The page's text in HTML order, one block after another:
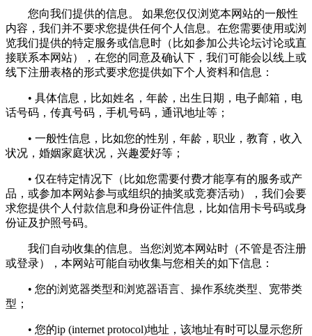
您向我们提供的信息。 如果您仅仅浏览本网站的一般性
内容，我们并不要求您提供任何个人信息。在您需要使用或浏
览我们提供的特定服务或信息时（比如参加公共论坛讨论或直
接联系本网站），在您的同意及确认下，我们可能会以线上或
线下注册表格的形式要求您提供如下个人资料和信息：
• 具体信息，比如姓名，年龄，出生日期，电子邮箱，电
话号码，传真号码，手机号码，通讯地址等；
• 一般性信息，比如您的性别，年龄，职业，教育，收入
状况，婚姻家庭状况，兴趣爱好等；
• 仅在特定情况下（比如您需要付费才能享有的服务或产
品，或参加本网站参与或组织的抽奖或竞赛活动），我们会要
求您提供个人付款信息和身份证件信息，比如信用卡号码或身
份证及护照号码。
我们自动收集的信息。当您浏览本网站时（不管是否注册
或登录），本网站可能自动收集与您相关的如下信息：
• 您的浏览器类型和浏览器语言、操作系统类型、宽带类
型；
• 您的ip (internet protocol)地址，该地址有时可以显示您所